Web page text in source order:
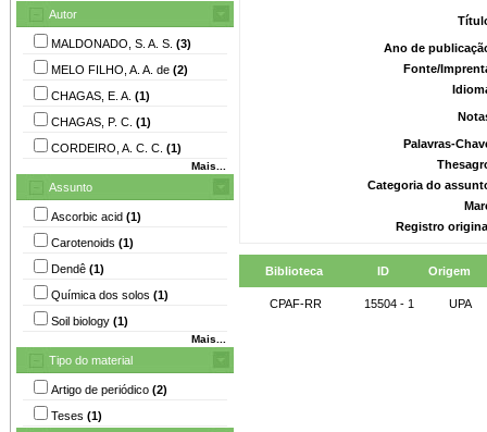
Autor
MALDONADO, S. A. S. (3)
MELO FILHO, A. A. de (2)
CHAGAS, E. A. (1)
CHAGAS, P. C. (1)
CORDEIRO, A. C. C. (1)
Mais...
Assunto
Ascorbic acid (1)
Carotenoids (1)
Dendê (1)
Química dos solos (1)
Soil biology (1)
Mais...
Tipo do material
Artigo de periódico (2)
Teses (1)
Ano de
Fonte/
Palavras-
Categoria do
Registro
Biblioteca ID Origem
CPAF-RR 15504 - 1 UPA